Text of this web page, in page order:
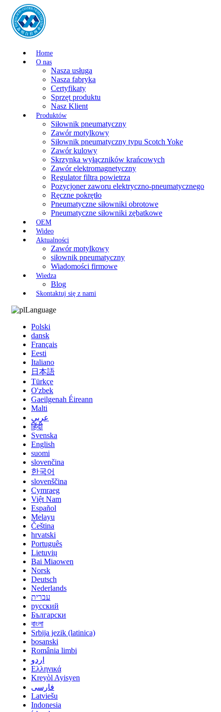
Home
O nas
Nasza usługa
Nasza fabryka
Certyfikaty
Sprzęt produktu
Nasz Klient
Produktów
Siłownik pneumatyczny
Zawór motylkowy
Siłownik pneumatyczny typu Scotch Yoke
Zawór kulowy
Skrzynka wyłączników krańcowych
Zawór elektromagnetyczny
Regulator filtra powietrza
Pozycjoner zaworu elektryczno-pneumatycznego
Ręczne pokrętło
Pneumatyczne siłowniki obrotowe
Pneumatyczne siłowniki zębatkowe
OEM
Wideo
Aktualności
Zawór motylkowy
siłownik pneumatyczny
Wiadomości firmowe
Wiedza
Blog
Skontaktuj się z nami
Language
Polski
dansk
Français
Eesti
Italiano
日本語
Türkçe
O'zbek
Gaeilgenah Éireann
Malti
عربي
हिंदी
Svenska
English
suomi
slovenčina
한국어
slovenščina
Cymraeg
Việt Nam
Español
Melayu
Čeština
hrvatski
Português
Lietuvių
Bai Miaowen
Norsk
Deutsch
Nederlands
עברית
русский
Български
বাংলা
Srbija jezik (latinica)
bosanski
România limbi
اردو
Ελληνικά
Kreyòl Ayisyen
فارسی
Latviešu
Indonesia